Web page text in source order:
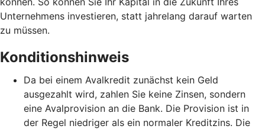
Unternehmens investieren, statt jahrelang darauf warten
zu müssen.
Konditionshinweis
Da bei einem Avalkredit zunächst kein Geld
ausgezahlt wird, zahlen Sie keine Zinsen, sondern
eine Avalprovision an die Bank. Die Provision ist in
der Regel niedriger als ein normaler Kreditzins. Die